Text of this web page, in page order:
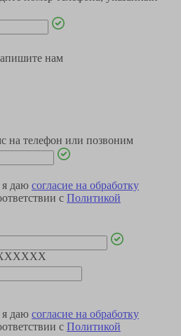
нам
на телефон или позвоним
даю согласие на обработку
с Политикой
даю согласие на обработку
с Политикой